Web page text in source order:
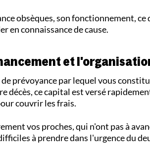
obsèques, son fonctionnement,
en connaissance de cause.
et
prévoyance par lequel vous
décès, ce capital est versé
couvrir les frais.
vos proches, qui n'ont pas à
à prendre dans l'urgence du